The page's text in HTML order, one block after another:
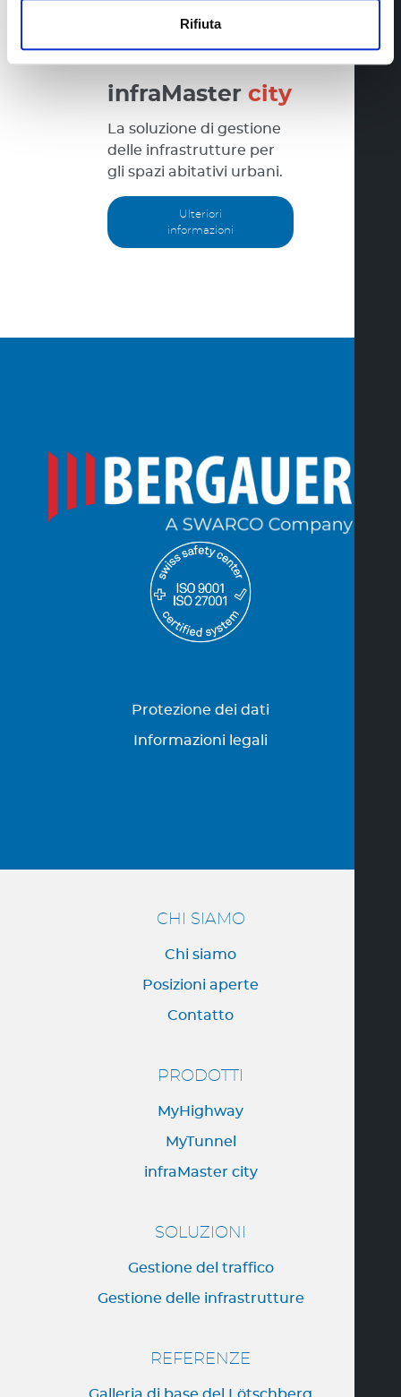
Rifiuta
infraMaster city
La soluzione di gestione
delle infrastrutture per
gli spazi abitativi urbani.
Ulteriori
informazioni
Protezione dei dati
Informazioni legali
CHI SIAMO
Chi siamo
Posizioni aperte
Contatto
PRODOTTI
MyHighway
MyTunnel
infraMaster city
SOLUZIONI
Gestione del traffico
Gestione delle infrastrutture
REFERENZE